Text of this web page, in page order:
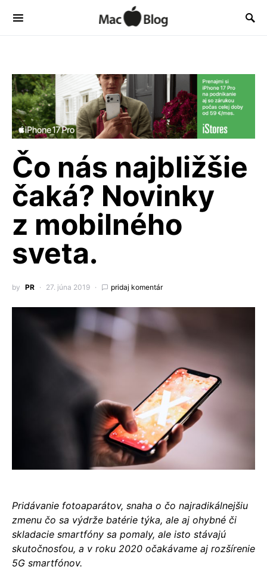
Čo nás najbližšie
čaká? Novinky
z mobilného
sveta.
by PR 27. júna 2019 pridaj komentár
Pridávanie fotoaparátov, snaha o čo najradikálnejšiu
zmenu čo sa výdrže batérie týka, ale aj ohybné či
skladacie smartfóny sa pomaly, ale isto stávajú
skutočnosťou, a v roku 2020 očakávame aj rozšírenie
5G smartfónov.